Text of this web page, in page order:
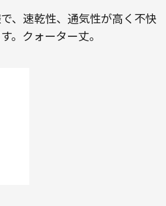
、速乾性、通気性が高く不快
。クォーター丈。